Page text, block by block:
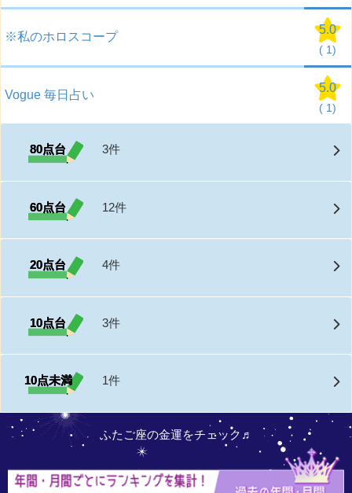
※私のホロスコープ
5.0
( 1)
Vogue 毎日占い
5.0
( 1)
80点台 3件
60点台 12件
20点台 4件
10点台 3件
10点未満 1件
ふたご座の金運をチェック♬